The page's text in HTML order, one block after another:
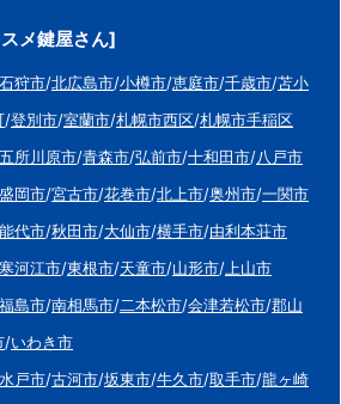
メ鍵屋さん]
石狩市/北広島市/小樽市/恵庭市/千歳市/苫小
/登別市/室蘭市/札幌市西区/札幌市手稲区
五所川原市/青森市/弘前市/十和田市/八戸市
盛岡市/宮古市/花巻市/北上市/奥州市/一関市
能代市/秋田市/大仙市/横手市/由利本荘市
寒河江市/東根市/天童市/山形市/ 上山市
福島市/南相馬市/二本松市/会津若松市/郡山
/いわき市
水戸市/古河市/坂東市/牛久市/取手市/龍ヶ崎